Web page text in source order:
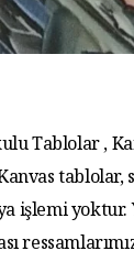
Tablolar ,
tablolar,
işlemi yoktur.